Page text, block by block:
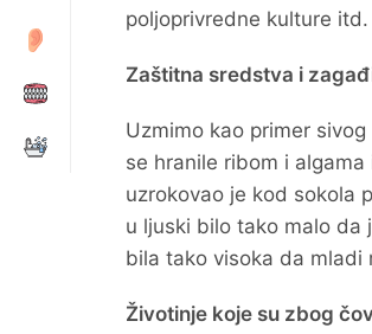
poljoprivredne kulture itd.
Zaštitna sredstva i
Uzmimo kao primer
se hranile ribom i
uzrokovao je kod sokola
u ljuski bilo tako malo da
bila tako visoka da mladi
Životinje koje su zbog